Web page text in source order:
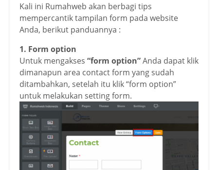
Kali ini Rumahweb akan berbagi tips
mempercantik tampilan form pada website
Anda, berikut panduannya :
1. Form option
Untuk mengakses “form option”Anda dapat klik
dimanapun area contact form yang sudah
ditambahkan, setelah itu klik “form option”
untuk melakukan setting form.